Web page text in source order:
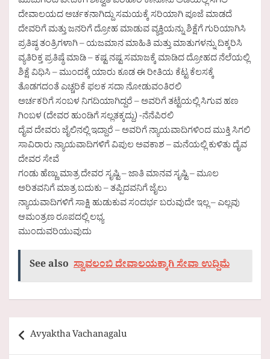
ದೇವಾಲಯದ ಅರ್ಚಕನಾಗಿದ್ದು ಸಮಯಕ್ಕೆ ಸರಿಯಾಗಿ ಪೂಜೆ ಮಾಡದೆ
ದೇವರಿಗೆ ಮತ್ತು ಜನರಿಗೆ ದ್ರೋಹ ಮಾಡುವ ವ್ಯಕ್ತಿಯನ್ನು ಶಿಕ್ಷೆಗೆ ಗುರಿಯಾಗಿಸಿ
ಪ್ರತಿಷ್ಠ ತಂತ್ರಿಗಳಾಗಿ – ಯಜಮಾನ ಮಾಹಿತಿ ಮತ್ತು ಮಾತುಗಳನ್ನು ದಿಕ್ಕರಿಸಿ
ವ್ಯತಿರಿಕ್ತ ಪ್ರತಿಷ್ಠೆ ಮಾಡಿ – ಕಷ್ಟ ನಷ್ಟ ಸಮಾಜಕ್ಕೆ ಮಾಡಿದ ದ್ರೋಹದ ನೆಲೆಯಲ್ಲಿ
ಶಿಕ್ಷೆ ವಿಧಿಸಿ – ಮುಂದಕ್ಕೆ ಯಾರು ಕೂಡ ಈ ರೀತಿಯ ಕೆಟ್ಟ ಕೆಲಸಕ್ಕೆ
ತೊಡಗದಂತೆ ಎಚ್ಚರಿಕೆ ಫಲಕ ಸದಾ ನೋಡುವಂತಿರಲಿ
ಅರ್ಚಕರಿಗೆ ಸಂಬಳ ನಿಗದಿಯಾಗಿದ್ದರೆ – ಅವರಿಗೆ ತಟ್ಟೆಯಲ್ಲಿ ಸಿಗುವ ಹಣ
ಗಿಂಬಳ (ದೇವರ ಹುಂಡಿಗೆ ಸಲ್ಲತಕ್ಕದ್ದು) -ನೆನೆಪಿರಲಿ
ದೈವ ದೇವರು ಜೈಲಿನಲ್ಲಿ ಇದ್ದಾರೆ – ಅವರಿಗೆ ನ್ಯಾಯವಾದಿಗಳಿಂದ ಮುಕ್ತಿ ಸಿಗಲಿ
ಸಾವಿರಾರು ನ್ಯಾಯವಾದಿಗಳಿಗೆ ವಿಪುಲ ಅವಕಾಶ – ಮನೆಯಲ್ಲಿ ಕುಳಿತು ದೈವ
ದೇವರ ಸೇವೆ
ಗಂಡು ಹೆಣ್ಣು ಮಾತ್ರ ದೇವರ ಸೃಷ್ಟಿ – ಜಾತಿ ಮಾನವ ಸೃಷ್ಟಿ – ಮೂಲ
ಅರಿತವನಿಗೆ ಮಾತ್ರ ಬದುಕು – ತಪ್ಪಿದವನಿಗೆ ಜೈಲು
ನ್ಯಾಯವಾದಿಗಳಿಗೆ ಸಾಕ್ಷಿ ಹುಡುಕುವ ಸಂದರ್ಭ ಬರುವುದೇ ಇಲ್ಲ – ಎಲ್ಲವು
ಆಮಂತ್ರಣ ರೂಪದಲ್ಲಿ ಲಭ್ಯ
ಮುಂದುವರಿಯುವುದು
See also ಸ್ವಾವಲಂಬಿ ದೇವಾಲಯಕ್ಕಾಗಿ ಸೇವಾ ಉದ್ದಿಮೆ
Post
navigation
Avyaktha Vachanagalu